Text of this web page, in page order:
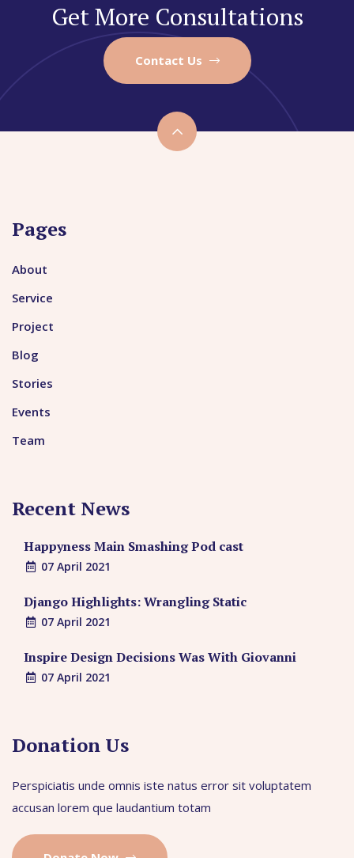
Get More Consultations
Contact Us
Pages
About
Service
Project
Blog
Stories
Events
Team
Recent News
Happyness Main Smashing Pod cast
07 April 2021
Django Highlights: Wrangling Static
07 April 2021
Inspire Design Decisions Was With Giovanni
07 April 2021
Donation Us
Perspiciatis unde omnis iste natus error sit voluptatem
accusan lorem que laudantium totam